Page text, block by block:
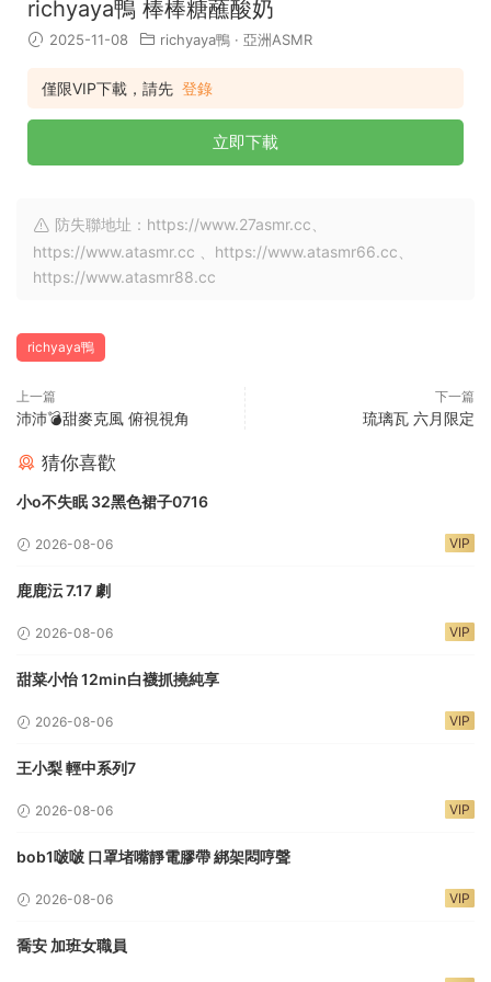
richyaya鴨 棒棒糖蘸酸奶
2025-11-08 richyaya鴨 · 亞洲ASMR
僅限VIP下載，請先 登錄
立即下載
防失聯地址：https://www.27asmr.cc、
https://www.atasmr.cc 、https://www.atasmr66.cc、
https://www.atasmr88.cc
richyaya鴨
上一篇
沛沛💣甜麥克風 俯視視角
下一篇
琉璃瓦 六月限定
猜你喜歡
小o不失眠 32黑色裙子0716
2026-08-06 VIP
鹿鹿沄 7.17 劇
2026-08-06 VIP
甜菜小怡 12min白襪抓撓純享
2026-08-06 VIP
王小梨 輕中系列7
2026-08-06 VIP
bob1啵啵 口罩堵嘴靜電膠帶 綁架悶哼聲
2026-08-06 VIP
喬安 加班女職員